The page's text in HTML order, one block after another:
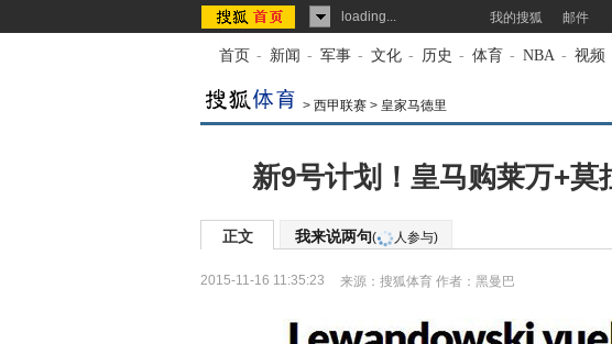
loading... 我的搜狐 邮件
首页 - 新闻 - 军事 - 文化 - 历史 - 体育 - NBA - 视频
> 西甲联赛 > 皇家马德里
新9号计划！皇马购莱万+莫
正文 我来说两句( 人参与)
2015-11-16 11:35:23 来源： 搜狐体育 作者：黑曼巴